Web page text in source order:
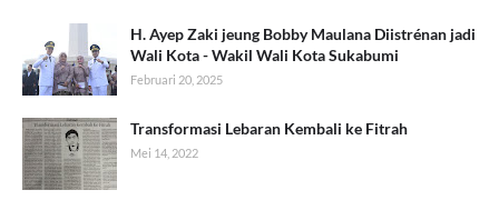
H. Ayep Zaki jeung Bobby Maulana Diistrénan jadi
Wali Kota - Wakil Wali Kota Sukabumi
Februari 20, 2025
Transformasi Lebaran Kembali ke Fitrah
Mei 14, 2022